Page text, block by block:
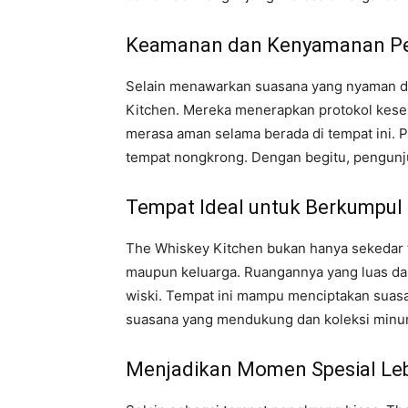
Keamanan dan Kenyamanan
Selain menawarkan suasana yang
Kitchen. Mereka menerapkan protokol
merasa aman selama berada di tempat ini.
tempat nongkrong. Dengan begitu,
Tempat Ideal untuk
The Whiskey Kitchen bukan hanya
maupun keluarga. Ruangannya yang luas
wiski. Tempat ini mampu menciptakan
suasana yang mendukung dan koleksi
Menjadikan Momen Spesial